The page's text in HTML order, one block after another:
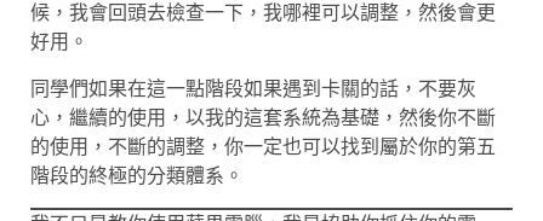
候，我會回頭去檢查一下，我哪裡可以調整，然後會更
好用。
同學們如果在這一點階段如果遇到卡關的話，不要灰
心，繼續的使用，以我的這套系統為基礎，然後你不斷
的使用，不斷的調整，你一定也可以找到屬於你的第五
階段的終極的分類體系。